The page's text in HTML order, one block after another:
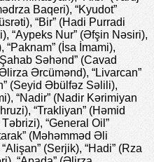
Baqeri), “Kyudot”
“Bir” (Hadi Purradi
“Aypeks Nur” (Əfşin Nəsiri),
(İsa İmami),
Səhənd” (Cavad
Ərcümənd), “Livarcan”
(Seyid Əbülfəz Səlili),
“Nadir” (Nadir Kərimiyan
“Trakliyan” (Həmid
“General Oil”
(Məhəmməd Əli
(Serjik), “Hadi” (Rza